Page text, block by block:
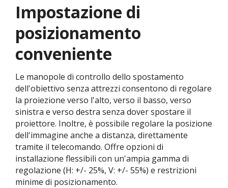
Impostazione di
posizionamento
conveniente
Le manopole di controllo dello spostamento
dell'obiettivo senza attrezzi consentono di regolare
la proiezione verso l'alto, verso il basso, verso
sinistra e verso destra senza dover spostare il
proiettore. Inoltre, è possibile regolare la posizione
dell'immagine anche a distanza, direttamente
tramite il telecomando. Offre opzioni di
installazione flessibili con un'ampia gamma di
regolazione (H: +/- 25%, V: +/- 55%) e restrizioni
minime di posizionamento.